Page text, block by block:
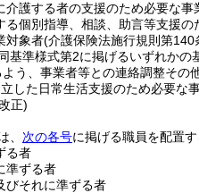
介護する者の支援のため必要な事
る個別指導、相談、助言等支援の
対象者(介護保険法施行規則第
基準様式第2に掲げるいずれか
う、事業者等との連絡調整その
した日常生活支援のため必要な
正)
、 次の各号に掲げる職員を配置す
る者
準ずる者
びそれに準ずる者